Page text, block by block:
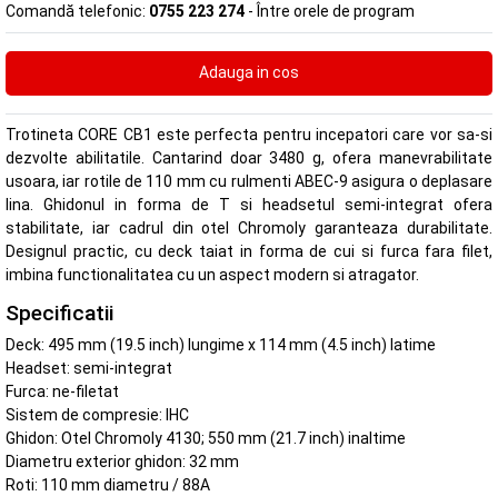
Comandă telefonic: 0755 223 274 - Între orele de program
Trotineta CORE CB1 este perfecta pentru incepatori care vor sa-si
dezvolte abilitatile. Cantarind doar 3480 g, ofera manevrabilitate
usoara, iar rotile de 110 mm cu rulmenti ABEC-9 asigura o deplasare
lina. Ghidonul in forma de T si headsetul semi-integrat ofera
stabilitate, iar cadrul din otel Chromoly garanteaza durabilitate.
Designul practic, cu deck taiat in forma de cui si furca fara filet,
imbina functionalitatea cu un aspect modern si atragator.
Specificatii
Deck: 495 mm (19.5 inch) lungime x 114 mm (4.5 inch) latime
Headset: semi-integrat
Furca: ne-filetat
Sistem de compresie: IHC
Ghidon: Otel Chromoly 4130; 550 mm (21.7 inch) inaltime
Diametru exterior ghidon: 32 mm
Roti: 110 mm diametru / 88A